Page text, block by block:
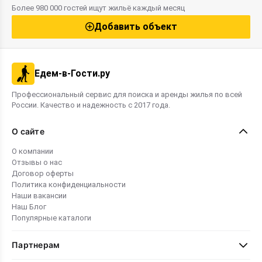
бассейн, кафе и баня. Для разных
бюджетов предлагаются как бюджетные
варианты, так и элитные номера. Этот
рейтинг поможет вам выбрать
оптимальное жильё для комфортного
семейного отдыха в 2026 году.
Более 980 000 гостей ищут жильё каждый месяц
Добавить объект
Едем-в-Гости.ру
Профессиональный сервис для поиска и аренды жилья по всей
России. Качество и надежность с 2017 года.
О сайте
О компании
Отзывы о нас
Договор оферты
Политика конфиденциальности
Наши вакансии
Наш Блог
Популярные каталоги
Партнерам